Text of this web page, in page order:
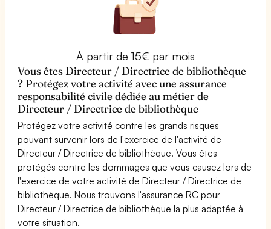
À partir de 15€ par mois
Vous êtes Directeur / Directrice de bibliothèque
? Protégez votre activité avec une assurance
responsabilité civile dédiée au métier de
Directeur / Directrice de bibliothèque
Protégez votre activité contre les grands risques
pouvant survenir lors de l'exercice de l'activité de
Directeur / Directrice de bibliothèque. Vous êtes
protégés contre les dommages que vous causez lors de
l'exercice de votre activité de Directeur / Directrice de
bibliothèque. Nous trouvons l'assurance RC pour
Directeur / Directrice de bibliothèque la plus adaptée à
votre situation.